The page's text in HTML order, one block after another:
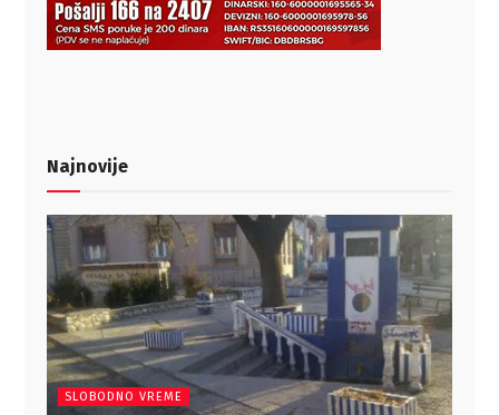
Najnovije
SLOBODNO VREME